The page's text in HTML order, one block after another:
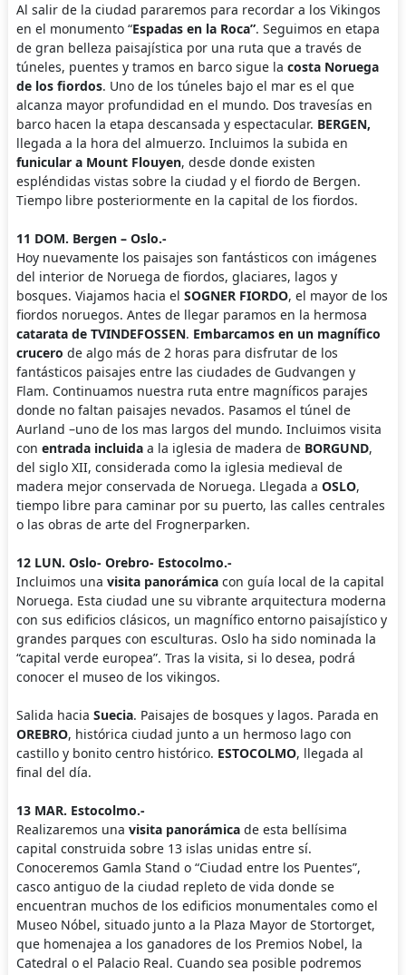
Al salir de la ciudad pararemos para recordar a los Vikingos
en el monumento “Espadas en la Roca”. Seguimos en etapa
de gran belleza paisajística por una ruta que a través de
túneles, puentes y tramos en barco sigue la costa Noruega
de los fiordos. Uno de los túneles bajo el mar es el que
alcanza mayor profundidad en el mundo. Dos travesías en
barco hacen la etapa descansada y espectacular. BERGEN,
llegada a la hora del almuerzo. Incluimos la subida en
funicular a Mount Flouyen, desde donde existen
espléndidas vistas sobre la ciudad y el fiordo de Bergen.
Tiempo libre posteriormente en la capital de los fiordos.
11 DOM. Bergen – Oslo.-
Hoy nuevamente los paisajes son fantásticos con imágenes
del interior de Noruega de fiordos, glaciares, lagos y
bosques. Viajamos hacia el SOGNER FIORDO, el mayor de los
fiordos noruegos. Antes de llegar paramos en la hermosa
catarata de TVINDEFOSSEN. Embarcamos en un magnífico
crucero de algo más de 2 horas para disfrutar de los
fantásticos paisajes entre las ciudades de Gudvangen y
Flam. Continuamos nuestra ruta entre magníficos parajes
donde no faltan paisajes nevados. Pasamos el túnel de
Aurland –uno de los mas largos del mundo. Incluimos visita
con entrada incluidaa la iglesia de madera de BORGUND,
del siglo XII, considerada como la iglesia medieval de
madera mejor conservada de Noruega. Llegada a OSLO,
tiempo libre para caminar por su puerto, las calles centrales
o las obras de arte del Frognerparken.
12 LUN. Oslo- Orebro- Estocolmo.-
Incluimos una visita panorámicacon guía local de la capital
Noruega. Esta ciudad une su vibrante arquitectura moderna
con sus edificios clásicos, un magnífico entorno paisajístico y
grandes parques con esculturas. Oslo ha sido nominada la
“capital verde europea”. Tras la visita, si lo desea, podrá
conocer el museo de los vikingos.
Salida hacia Suecia. Paisajes de bosques y lagos. Parada en
OREBRO, histórica ciudad junto a un hermoso lago con
castillo y bonito centro histórico. ESTOCOLMO, llegada al
final del día.
13 MAR. Estocolmo.-
Realizaremos una visita panorámicade esta bellísima
capital construida sobre 13 islas unidas entre sí.
Conoceremos Gamla Stand o “Ciudad entre los Puentes”,
casco antiguo de la ciudad repleto de vida donde se
encuentran muchos de los edificios monumentales como el
Museo Nóbel, situado junto a la Plaza Mayor de Stortorget,
que homenajea a los ganadores de los Premios Nobel, la
Catedral o el Palacio Real. Cuando sea posible podremos